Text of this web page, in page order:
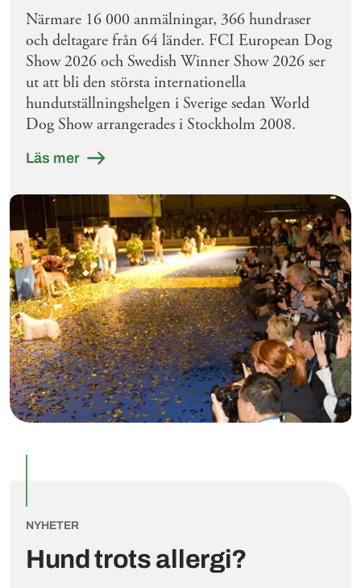
Närmare 16 000 anmälningar, 366 hundraser
och deltagare från 64 länder. FCI European Dog
Show 2026 och Swedish Winner Show 2026 ser
ut att bli den största internationella
hundutställningshelgen i Sverige sedan World
Dog Show arrangerades i Stockholm 2008.
Läs mer
Hund trots allergi?
NYHETER